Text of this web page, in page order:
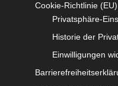
Cookie-Richtlinie (EU)
Privatsphäre-
Historie der
Einwilligungen